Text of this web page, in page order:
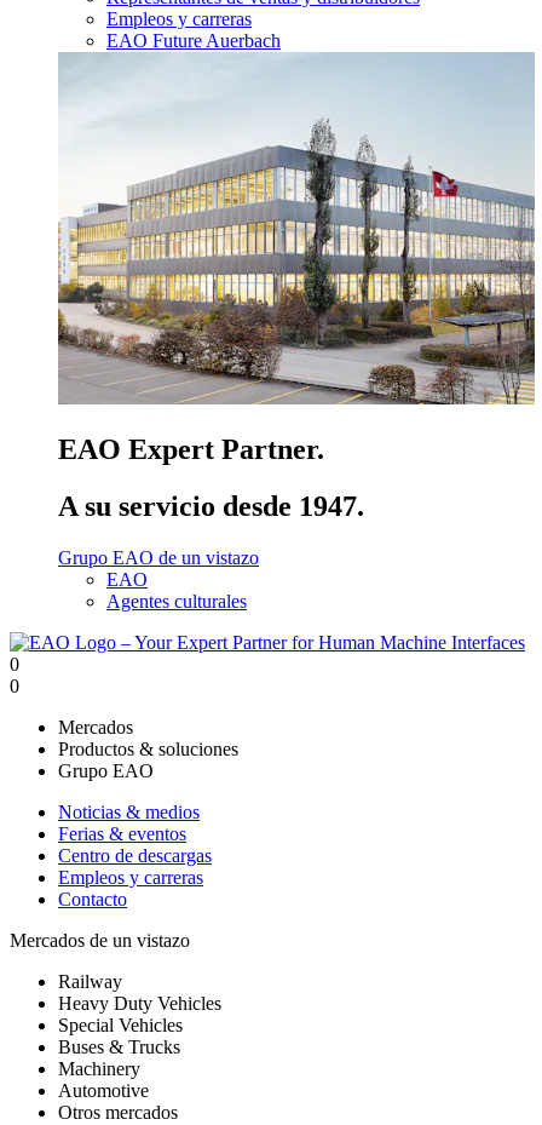
Empleos y carreras
EAO Future Auerbach
EAO Expert Partner.
A su servicio desde 1947.
Grupo EAO de un vistazo
EAO
Agentes culturales
0
0
Mercados
Productos & soluciones
Grupo EAO
Noticias & medios
Ferias & eventos
Centro de descargas
Empleos y carreras
Contacto
Mercados de un vistazo
Railway
Heavy Duty Vehicles
Special Vehicles
Buses & Trucks
Machinery
Automotive
Otros mercados